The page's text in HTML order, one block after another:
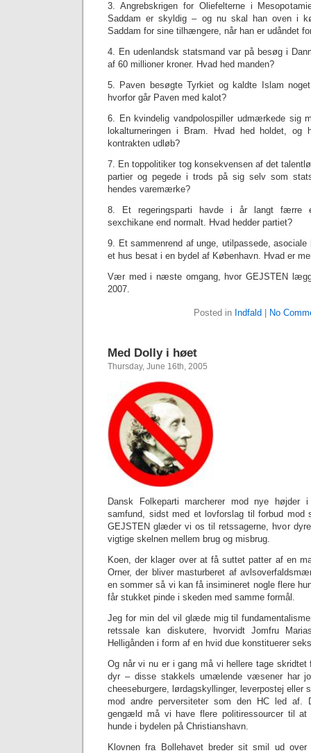
3. Angrebskrigen for Oliefelterne i
Saddam er skyldig – og nu skal han oven i
Saddam for sine tilhængere, når han er udåndet
4. En udenlandsk statsmand var på besøg i
af 60 millioner kroner. Hvad hed manden?
5. Paven besøgte Tyrkiet og kaldte Islam
hvorfor går Paven med kalot?
6. En kvindelig vandpolospiller udmærkede sig
lokalturneringen i Bram. Hvad hed holdet, og
kontrakten udløb?
7. En toppolitiker tog konsekvensen af det
partier og pegede i trods på sig selv som
hendes varemærke?
8. Et regeringsparti havde i år langt færre
sexchikane end normalt. Hvad hedder partiet?
9. Et sammenrend af unge, utilpassede, asociale
et hus besat i en bydel af København. Hvad er
Vær med i næste omgang, hvor GEJSTEN
2007.
Posted in Indfald No
Med Dolly i høet
Thursday, June 16th, 2005
Dansk Folkeparti marcherer mod nye højder
samfund, sidst med et lovforslag til forbud mod
GEJSTEN glæder vi os til retssagerne, hvor
vigtige skelnen mellem brug og misbrug.
Koen, der klager over at få suttet patter af en
Orner, der bliver masturberet af
en sommer så vi kan få insimineret nogle flere
får stukket pinde i skeden med samme formål.
Jeg for min del vil glæde mig til
retssale kan diskutere, hvorvidt Jomfru
Helligånden i form af en hvid due konstituerer
Og når vi nu er i gang må vi hellere tage skridtet
dyr – disse stakkels umælende væsener har
cheeseburgere, lørdagskyllinger, leverpostej eller
mod andre perversiteter som den HC led
gengæld må vi have flere politiressourcer til
hunde i bydelen på Christianshavn.
Klovnen fra Bollehavet breder sit smil ud